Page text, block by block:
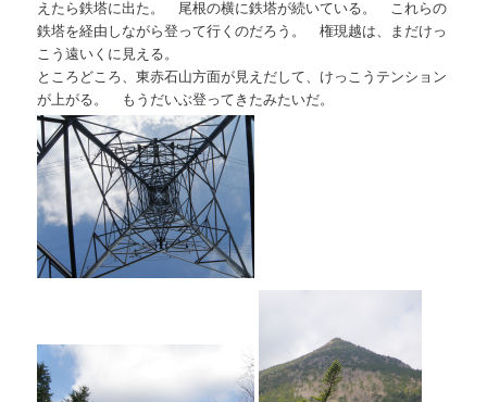
えたら鉄塔に出た。 尾根の横に鉄塔が続いている。 これらの
鉄塔を経由しながら登って行くのだろう。 権現越は、まだけっ
こう遠いくに見える。
ところどころ、東赤石山方面が見えだして、けっこうテンション
が上がる。 もうだいぶ登ってきたみたいだ。